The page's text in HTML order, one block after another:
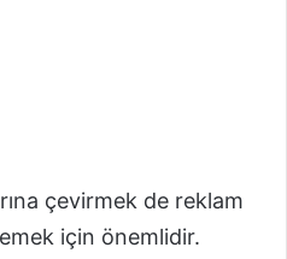
çevirmek de reklam
için önemlidir.